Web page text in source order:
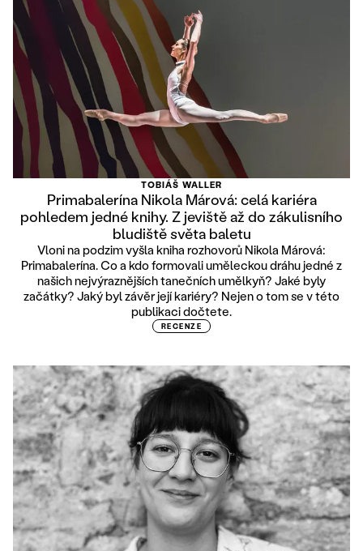
TOBIÁŠ WALLER
Primabalerína Nikola Márová: celá kariéra
pohledem jedné knihy. Z jeviště až do zákulisního
bludiště světa baletu
Vloni na podzim vyšla kniha rozhovorů Nikola Márová:
Primabalerína. Co a kdo formovali uměleckou dráhu jedné z
našich nejvýraznějších tanečních umělkyň? Jaké byly
začátky? Jaký byl závěr její kariéry? Nejen o tom se v této
publikaci dočtete.
RECENZE